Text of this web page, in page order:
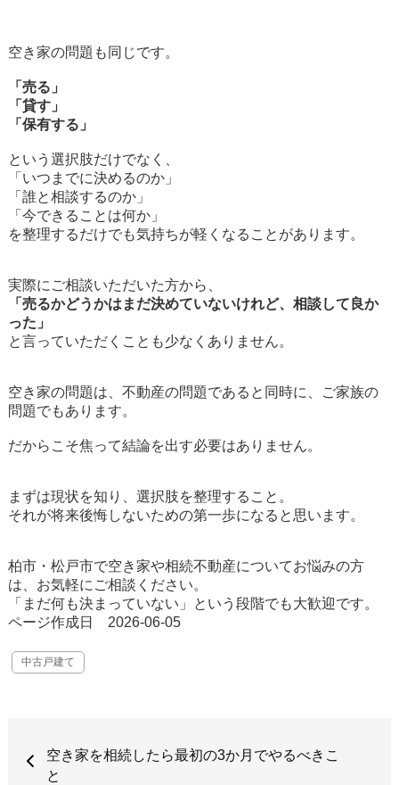
空き家の問題も同じです。
「売る」
「貸す」
「保有する」
という選択肢だけでなく、
「いつまでに決めるのか」
「誰と相談するのか」
「今できることは何か」
を整理するだけでも気持ちが軽くなることがあります。
実際にご相談いただいた方から、
「売るかどうかはまだ決めていないけれど、相談して良か
った」
と言っていただくことも少なくありません。
空き家の問題は、不動産の問題であると同時に、ご家族の
問題でもあります。
だからこそ焦って結論を出す必要はありません。
まずは現状を知り、選択肢を整理すること。
それが将来後悔しないための第一歩になると思います。
柏市・松戸市で空き家や相続不動産についてお悩みの方
は、お気軽にご相談ください。
「まだ何も決まっていない」という段階でも大歓迎です。
ページ作成日 2026-06-05
中古戸建て
空き家を相続したら最初の3か月でやるべきこ
と